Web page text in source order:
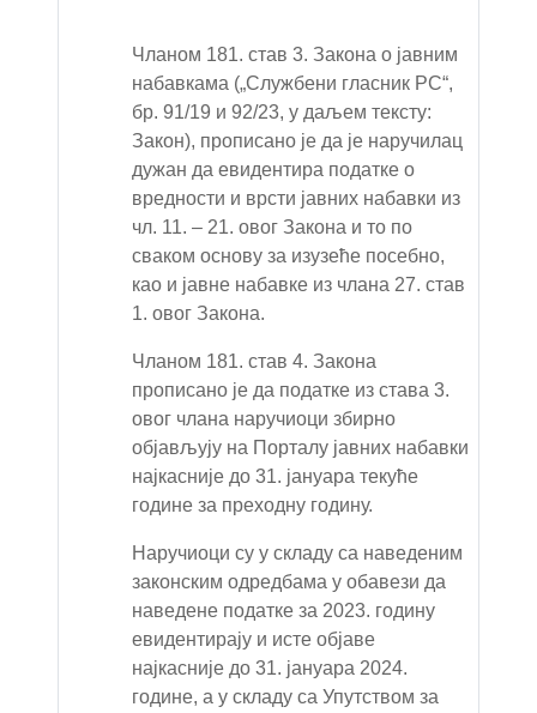
Чланом 181. став 3. Закона о јавним
набавкама („Службени гласник РС“,
бр. 91/19 и 92/23, у даљем тексту:
Закон), прописано је да је наручилац
дужaн да евидентира податке о
вредности и врсти јавних набавки из
чл. 11. – 21. овог Закона и то по
сваком основу за изузеће посебно,
као и јавне набавке из члана 27. став
1. овог Закона.
Чланом 181. став 4. Закона
прописано је да податке из става 3.
овог члана наручиоци збирно
објављују на Порталу јавних набавки
најкасније до 31. јануара текуће
године за преходну годину.
Наручиоци су у складу са наведеним
законским одредбама у обавези да
наведене податке за 2023. годину
евидентирају и исте објаве
најкасније до 31. јануара 2024.
године, а у складу са Упутством за